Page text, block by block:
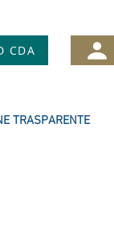
CDA
TRASPARENTE